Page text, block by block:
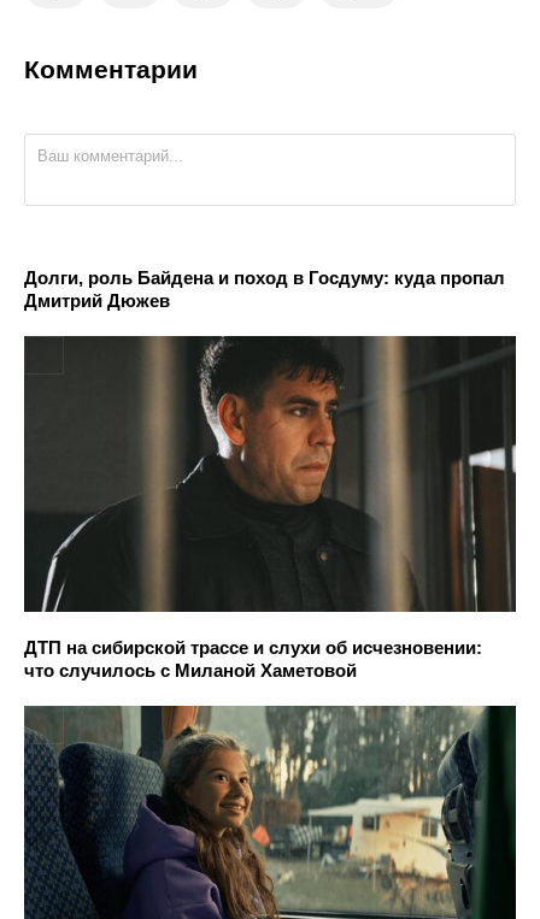
Комментарии
Долги, роль Байдена и поход в Госдуму: куда пропал
Дмитрий Дюжев
ДТП на сибирской трассе и слухи об исчезновении:
что случилось с Миланой Хаметовой